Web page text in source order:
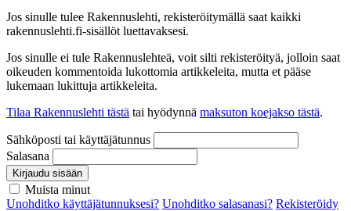
Jos sinulle tulee Rakennuslehti, rekisteröitymällä saat kaikki
rakennuslehti.fi-sisällöt luettavaksesi.
Jos sinulle ei tule Rakennuslehteä, voit silti rekisteröityä, jolloin saat
oikeuden kommentoida lukottomia artikkeleita, mutta et pääse
lukemaan lukittuja artikkeleita.
Tilaa Rakennuslehti tästä tai hyödynnä maksuton koejakso tästä.
Sähköposti tai käyttäjätunnus
Salasana
Kirjaudu sisään
Muista minut
Unohditko käyttäjätunnuksesi? Unohditko salasanasi? Rekisteröidy